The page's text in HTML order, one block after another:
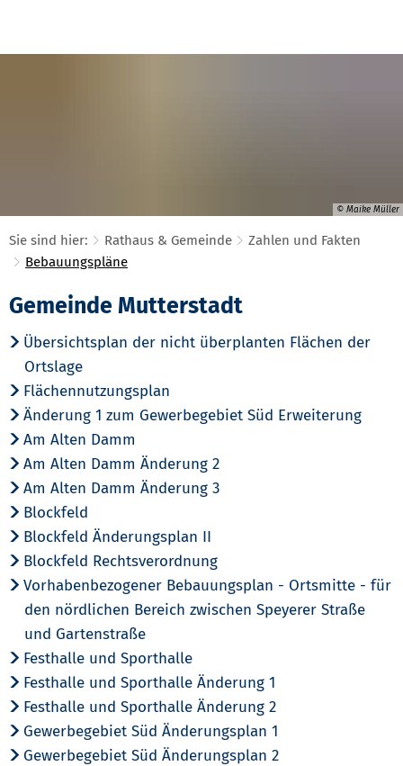
© Maike Müller
Sie sind hier: Rathaus & Gemeinde
Zahlen und Fakten
Bebauungspläne
Bebauungspläne
Gemeinde Mutterstadt
Übersichtsplan der nicht überplanten Flächen der
Ortslage
Flächennutzungsplan
Änderung 1 zum Gewerbegebiet Süd Erweiterung
Am Alten Damm
Am Alten Damm Änderung 2
Am Alten Damm Änderung 3
Blockfeld
Blockfeld Änderungsplan II
Blockfeld Rechtsverordnung
Vorhabenbezogener Bebauungsplan - Ortsmitte - für
den nördlichen Bereich zwischen Speyerer Straße
und Gartenstraße
Festhalle und Sporthalle
Festhalle und Sporthalle Änderung 1
Festhalle und Sporthalle Änderung 2
Gewerbegebiet Süd Änderungsplan 1
Gewerbegebiet Süd Änderungsplan 2